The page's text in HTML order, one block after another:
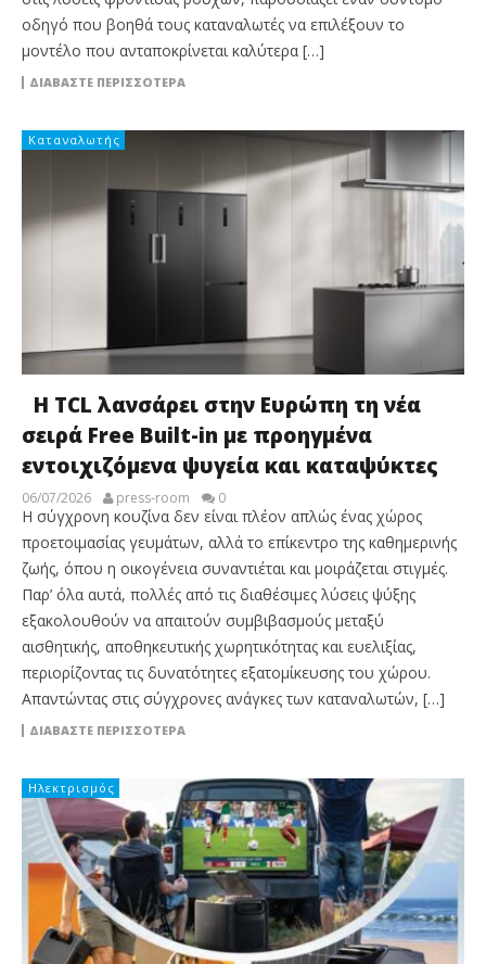
οδηγό που βοηθά τους καταναλωτές να επιλέξουν το
μοντέλο που ανταποκρίνεται καλύτερα […]
ΔΙΑΒΆΣΤΕ ΠΕΡΙΣΣΌΤΕΡΑ
Καταναλωτής
Η TCL λανσάρει στην Ευρώπη τη νέα
σειρά Free Built-in με προηγμένα
εντοιχιζόμενα ψυγεία και καταψύκτες
06/07/2026 press-room 0
Η σύγχρονη κουζίνα δεν είναι πλέον απλώς ένας χώρος
προετοιμασίας γευμάτων, αλλά το επίκεντρο της καθημερινής
ζωής, όπου η οικογένεια συναντιέται και μοιράζεται στιγμές.
Παρ’ όλα αυτά, πολλές από τις διαθέσιμες λύσεις ψύξης
εξακολουθούν να απαιτούν συμβιβασμούς μεταξύ
αισθητικής, αποθηκευτικής χωρητικότητας και ευελιξίας,
περιορίζοντας τις δυνατότητες εξατομίκευσης του χώρου.
Απαντώντας στις σύγχρονες ανάγκες των καταναλωτών, […]
ΔΙΑΒΆΣΤΕ ΠΕΡΙΣΣΌΤΕΡΑ
Ηλεκτρισμός